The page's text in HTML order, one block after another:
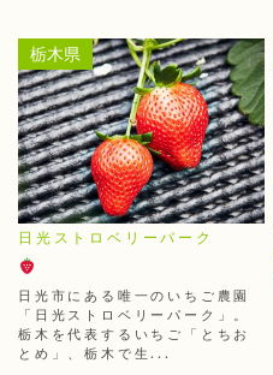
栃木県
日光ストロベリーパーク
日光市にある唯一のいちご農園
「日光ストロベリーパーク」。
栃木を代表するいちご「とちお
とめ」、栃木で生...